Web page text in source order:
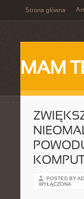
Strona główna
MAM
POSTED BY
WYŁĄCZONA